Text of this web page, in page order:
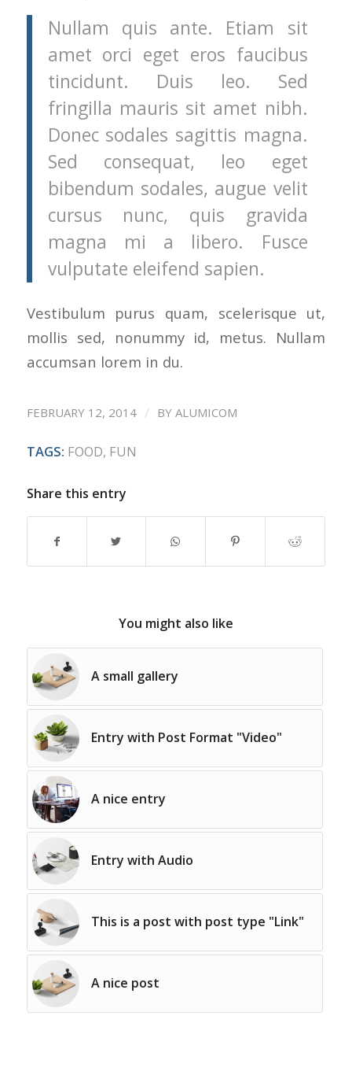
Nullam quis ante. Etiam sit
amet orci eget eros faucibus
tincidunt. Duis leo. Sed
fringilla mauris sit amet nibh.
Donec sodales sagittis magna.
Sed consequat, leo eget
bibendum sodales, augue velit
cursus nunc, quis gravida
magna mi a libero. Fusce
vulputate eleifend sapien.
Vestibulum purus quam, scelerisque ut,
mollis sed, nonummy id, metus. Nullam
accumsan lorem in du.
FEBRUARY 12, 2014 / BY ALUMICOM
TAGS: FOOD, FUN
Share this entry
You might also like
A small gallery
Entry with Post Format "Video"
A nice entry
Entry with Audio
This is a post with post type "Link"
A nice post